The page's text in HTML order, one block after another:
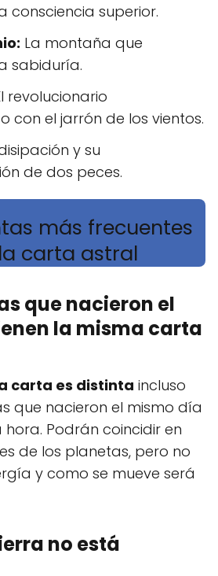
consciencia superior.
La montaña que
sabiduría.
revolucionario
con el jarrón de los vientos.
y su
de dos peces.
más frecuentes
carta astral
que nacieron el
la misma carta
carta es distinta incluso
que nacieron el mismo día
Podrán coincidir en
de los planetas, pero no
y como se mueve será
no está